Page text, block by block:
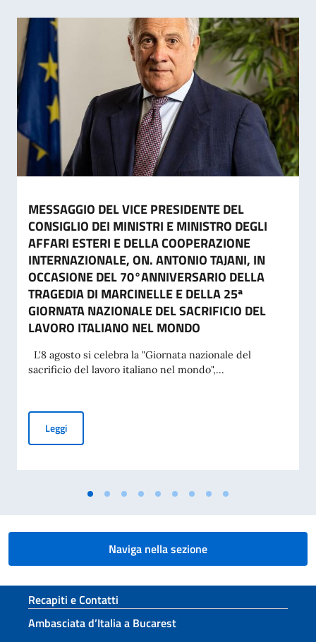
MESSAGGIO DEL VICE PRESIDENTE DEL
CONSIGLIO DEI MINISTRI E MINISTRO DEGLI
AFFARI ESTERI E DELLA COOPERAZIONE
INTERNAZIONALE, ON. ANTONIO TAJANI, IN
OCCASIONE DEL 70°ANNIVERSARIO DELLA
TRAGEDIA DI MARCINELLE E DELLA 25ª
GIORNATA NAZIONALE DEL SACRIFICIO DEL
LAVORO ITALIANO NEL MONDO
L'8 agosto si celebra la "Giornata nazionale del
sacrificio del lavoro italiano nel mondo",...
LeggiMESSAGGIO DEL VICE PRESIDENTE DEL CONSIGLIO DEI
Naviga nella sezione
Sezione footer
Recapiti e Contatti
Ambasciata d’Italia a Bucarest